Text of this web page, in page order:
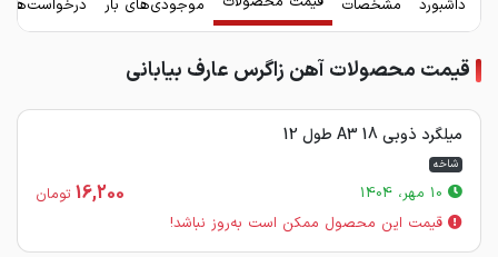
داشبورد مشخصات موجودی‌های بار
قیمت محصولات آهن زاگرس عارف بیابانی
میلگرد ذوبی 18 A3 طول 12
شاخه
16,200 تومان
قیمت این محصول ممکن است به‌روز نباشد!